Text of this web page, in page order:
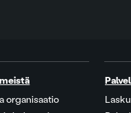
organisaatio